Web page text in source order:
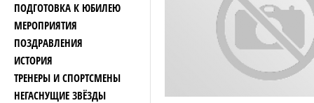
ПОДГОТОВКА К ЮБИЛЕЮ
МЕРОПРИЯТИЯ
ПОЗДРАВЛЕНИЯ
ИСТОРИЯ
ТРЕНЕРЫ И СПОРТСМЕНЫ
НЕГАСНУЩИЕ ЗВЁЗДЫ